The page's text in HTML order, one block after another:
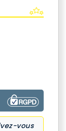
vous